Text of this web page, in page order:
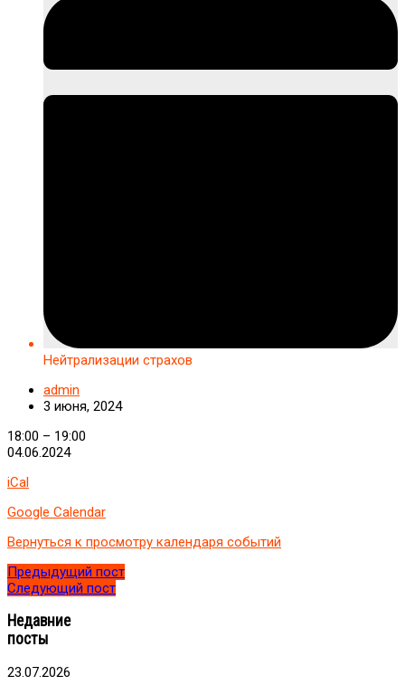
Нейтрализации страхов
admin
3 июня, 2024
Нейтрализации
страхов
18:00 – 19:00
04.06.2024
iCal
Google Calendar
Вернуться к просмотру календаря событий
Предыдущий пост
Следующий пост
Недавние
посты
23.07.2026